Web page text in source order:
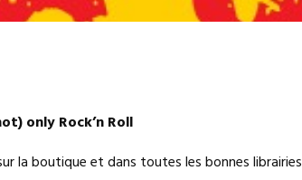
only Rock’n Roll
la boutique et dans toutes les bonnes librairies